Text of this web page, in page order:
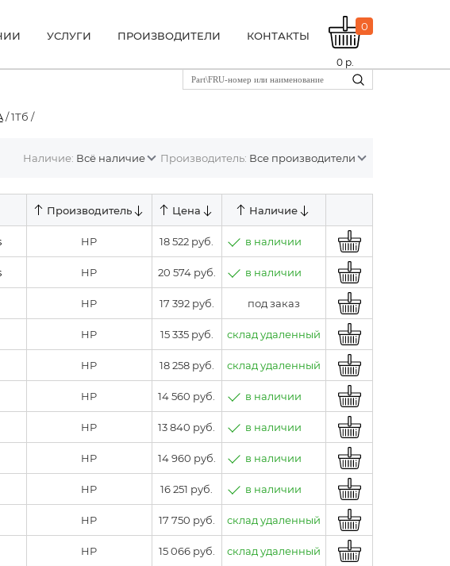
УСЛУГИ ПРОИЗВОДИТЕЛИ КОНТАКТЫ
0
0 р.
/ 1Тб /
Наличие: Всё наличие Производитель: Все производители
Производитель Цена Наличие
HP 18 522 руб. в наличии
HP 20 574 руб. в наличии
HP 17 392 руб. под заказ
HP 15 335 руб. склад удаленный
HP 18 258 руб. склад удаленный
HP 14 560 руб. в наличии
HP 13 840 руб. в наличии
HP 14 960 руб. в наличии
HP 16 251 руб. в наличии
HP 17 750 руб. склад удаленный
HP 15 066 руб. склад удаленный